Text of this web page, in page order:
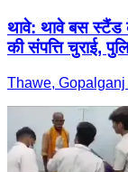
थावे: थावे बस स्टैंड
की संपत्ति चुराई,
Thawe,